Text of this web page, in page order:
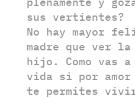
sus vertientes?
No hay mayor
madre que ver
hijo. Como vas
vida si por amor
te permites